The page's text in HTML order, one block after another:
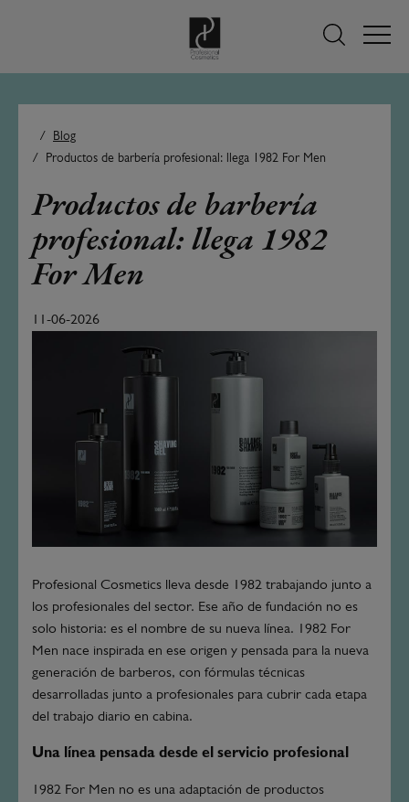
Blog
Productos de barbería profesional: llega 1982 For Men
Productos de barbería
profesional: llega 1982
For Men
11-06-2026
Profesional Cosmetics lleva desde 1982 trabajando junto a
los profesionales del sector. Ese año de fundación no es
solo historia: es el nombre de su nueva línea. 1982 For
Men nace inspirada en ese origen y pensada para la nueva
generación de barberos, con fórmulas técnicas
desarrolladas junto a profesionales para cubrir cada etapa
del trabajo diario en cabina.
Una línea pensada desde el servicio profesional
1982 For Men no es una adaptación de productos